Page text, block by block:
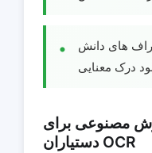
های دانش
درک معنایی
مصنوعی برای
دستیاران OCR